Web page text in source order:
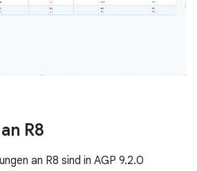
R8
an R8 sind in AGP 9.2.0